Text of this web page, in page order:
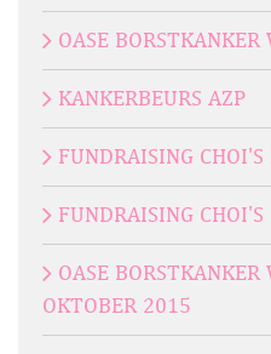
OASE
KANKERBEURS AZP
FUNDRAISING CHOI'S
FUNDRAISING CHOI'S
OASE
OKTOBER 2015